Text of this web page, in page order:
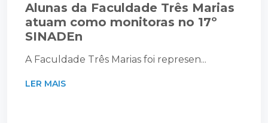
Alunas da Faculdade Três Marias
atuam como monitoras no 17º
SINADEn
A Faculdade Três Marias foi represen...
LER MAIS